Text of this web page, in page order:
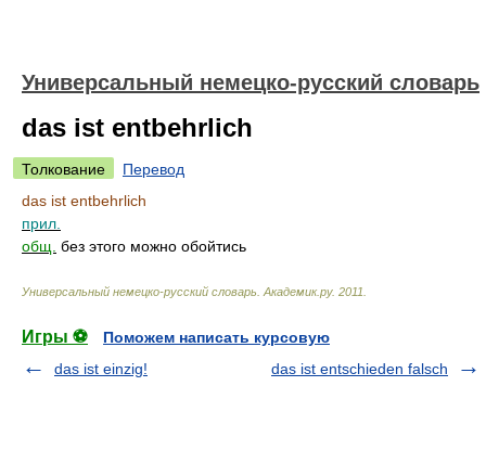
Универсальный немецко-русский словарь
das ist entbehrlich
Толкование
Перевод
das ist entbehrlich
прил.
общ. без этого можно обойтись
Универсальный немецко-русский словарь Академик.ру. 2011
Игры ⚽
Поможем написать курсовую
das ist einzig!
das ist entschieden falsch